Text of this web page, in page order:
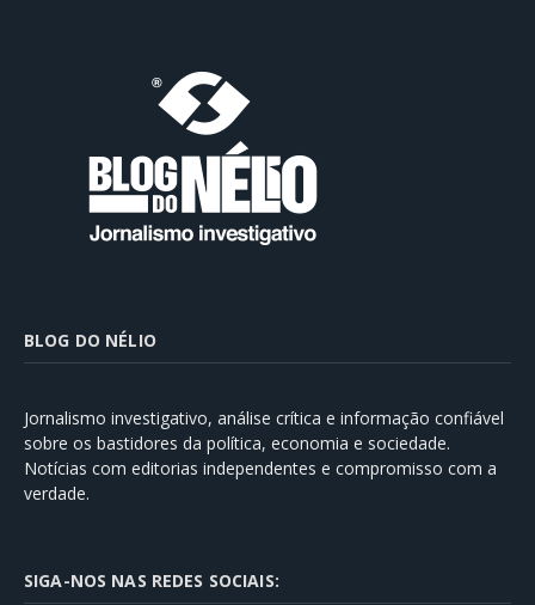
BLOG DO NÉLIO
Jornalismo investigativo, análise crítica e informação confiável
sobre os bastidores da política, economia e sociedade.
Notícias com editorias independentes e compromisso com a
verdade.
SIGA-NOS NAS REDES SOCIAIS: